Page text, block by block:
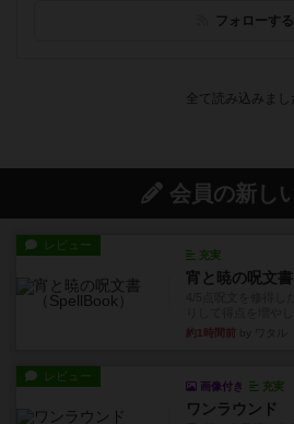
フォローする
充実
宵と暁の呪文書
りして得点を増やし
約1時間前 by ワタル
レビュー
です。今回はボード
約5時間前 by おとん